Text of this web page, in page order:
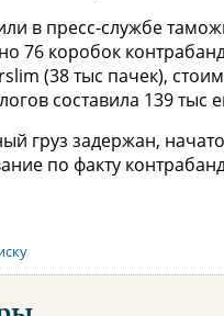
в пресс-службе
76 коробок
(38 тыс пачек),
составила 139 тыс
груз задержан,
по факту